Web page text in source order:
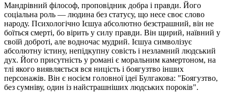
Мандрівний філософ, проповідник добра і правди. Його
соціальна роль — людина без статусу, що несе своє слово
народу. Психологічно Ієшуа абсолютно безстрашний, він не
боїться смерті, бо вірить у силу правди. Він щирий, наївний у
своїй доброті, але водночас мудрий. Ієшуа символізує
абсолютну істину, непідкупну совість і незламний людський
дух. Його присутність у романі є моральним камертоном, на
тлі якого виявляється вся ницість і боягузтво інших
персонажів. Він є носієм головної ідеї Булгакова: "Боягузтво,
без сумніву, один із найстрашніших людських пороків".